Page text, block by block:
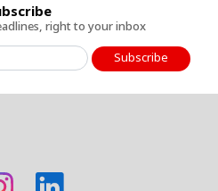
right to your inbox
Subscribe